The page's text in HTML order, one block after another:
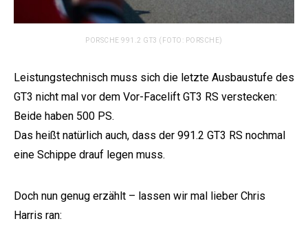
PORSCHE 991.2 GT3 (FOTO: PORSCHE)
Leistungstechnisch muss sich die letzte Ausbaustufe des
GT3 nicht mal vor dem Vor-Facelift GT3 RS verstecken:
Beide haben 500 PS.
Das heißt natürlich auch, dass der 991.2 GT3 RS nochmal
eine Schippe drauf legen muss.
Doch nun genug erzählt – lassen wir mal lieber Chris
Harris ran: